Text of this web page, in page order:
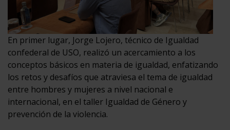
En primer lugar, Jorge Lojero, técnico de Igualdad
confederal de USO, realizó un acercamiento a los
conceptos básicos en materia de igualdad, enfatizando
los retos y desafíos que atraviesa el tema de igualdad
entre hombres y mujeres a nivel nacional e
internacional, en el taller Igualdad de Género y
prevención de la violencia.